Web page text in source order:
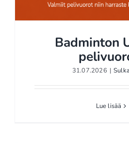
Badminton
31.07.2026 |
Lue lisää